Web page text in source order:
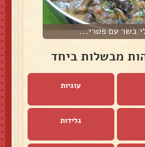
בשר עם פטרי...
מבשלות ביחד
עוגיות
גלידות